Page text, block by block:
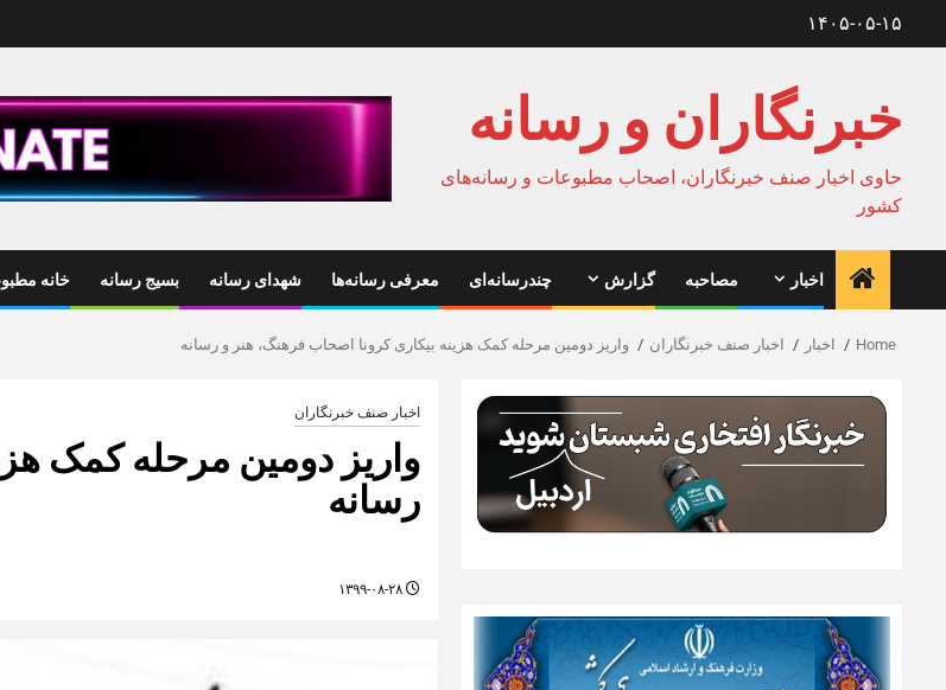
۱۴۰۵-۰۵-۱۵
خبرنگاران و رسانه
حاوی اخبار صنف خبرنگاران، اصحاب مطبوعات و رسانه‌های
کشور
اخبار مصاحبه گزارش چندرسانه‌ای معرفی رسانه‌ها شهدای رسانه بسیج رسانه خانه
Home اخبار اخبار صنف خبرنگاران واریز دومین مرحله کمک هزینه بیکاری کرونا اصحاب فرهنگ، هنر و رسانه
اخبار صنف خبرنگاران
واریز دومین مرحله کمک
رسانه